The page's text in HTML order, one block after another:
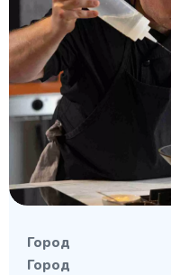
Город
Город